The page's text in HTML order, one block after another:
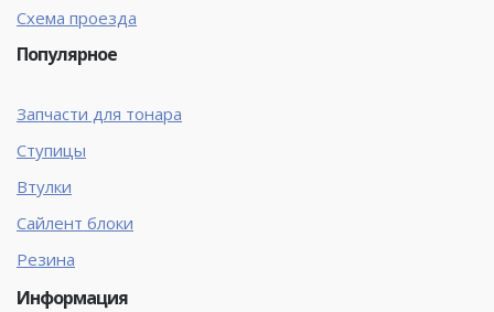
Схема проезда
Популярное
Запчасти для тонара
Ступицы
Втулки
Сайлент блоки
Резина
Информация